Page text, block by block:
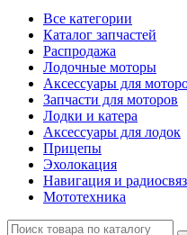
Все категории
Каталог запчастей
Распродажа
Лодочные моторы
Аксессуары для
Запчасти для моторов
Лодки и катера
Аксессуары для лодок
Прицепы
Эхолокация
Навигация и
Мототехника